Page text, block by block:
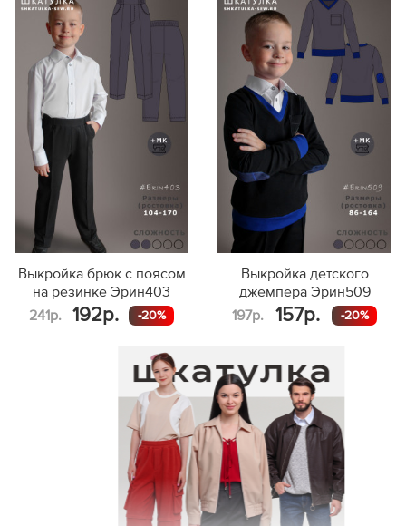
164
37,1
170
104,3 38,2
Выкройка брюк с поясом
на резинке Эрин403
241р.
192р. -20%
Выкройка детского
джемпера Эрин509
197р.
157р. -20%